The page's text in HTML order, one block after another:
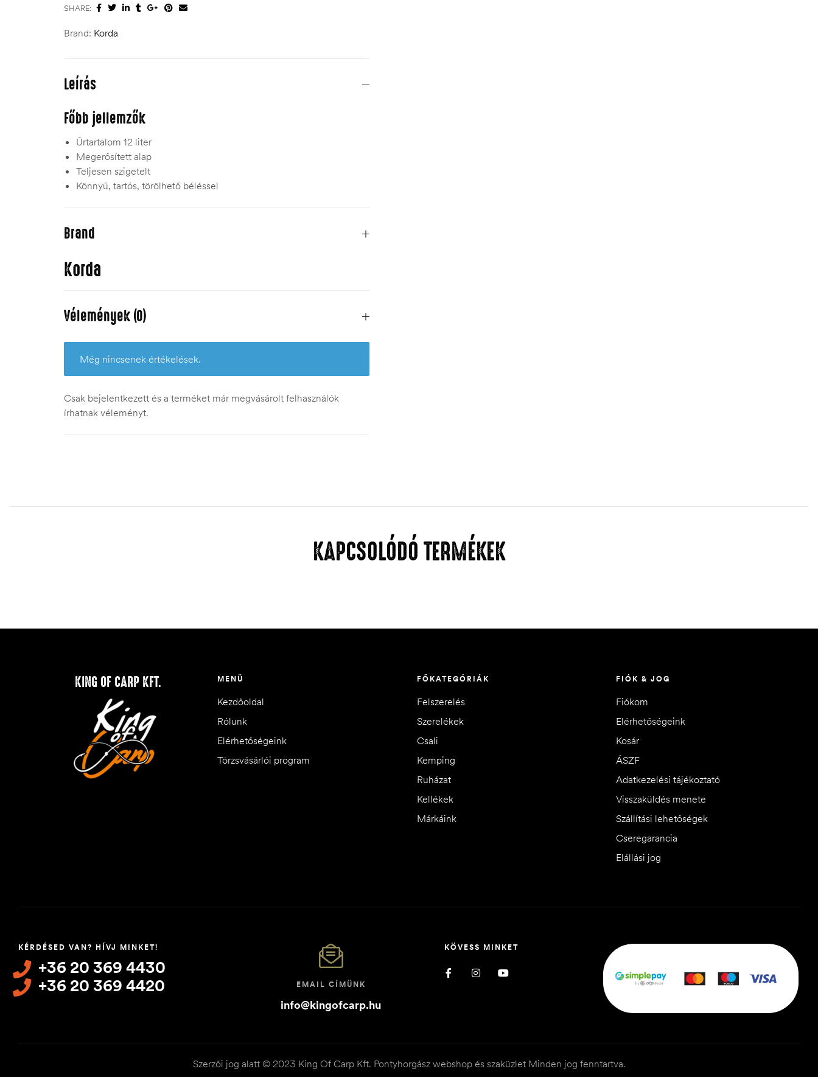
SHARE:
Brand: Korda
Leírás
Főbb jellemzők
Űrtartalom 12 liter
Megerősített alap
Teljesen szigetelt
Könnyű, tartós, törölhető béléssel
Brand
Korda
Vélemények (0)
Még nincsenek értékelések.
Csak bejelentkezett és a terméket már megvásárolt felhasználók
írhatnak véleményt.
KAPCSOLÓDÓ TERMÉKEK
KING OF CARP KFT. MENÜ
Kezdőoldal
Rólunk
Elérhetőségeink
Törzsvásárlói program
FŐKATEGÓRIÁK
Felszerelés
Szerelékek
Csali
Kemping
Ruházat
Kellékek
Márkáink
FIÓK & JOG
Fiókom
Elérhetőségeink
Kosár
ÁSZF
Adatkezelési tájékoztató
Visszaküldés menete
Szállítási lehetőségek
Cseregarancia
Elállási jog
KÉRDÉSED VAN? HÍVJ MINKET!
+36 20 369 4430
+36 20 369 4420
EMAIL CÍMÜNK
info@kingofcarp.hu
KÖVESS MINKET
Szerzői jog alatt © 2023 King Of Carp Kft. Pontyhorgász webshop és szaküzlet Minden jog fenntartva.